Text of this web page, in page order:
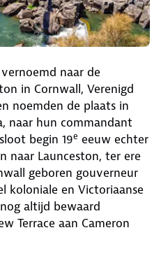
naar de
in Cornwall, Verenigd
noemden de plaats in
naar hun commandant
begin 19e eeuw echter
naar Launceston, ter ere
geboren gouverneur
koloniale en Victoriaanse
altijd bewaard
Terrace aan Cameron